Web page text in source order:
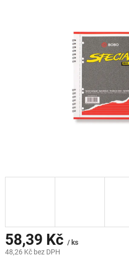
58,39 Kč / ks
48,26 Kč bez DPH